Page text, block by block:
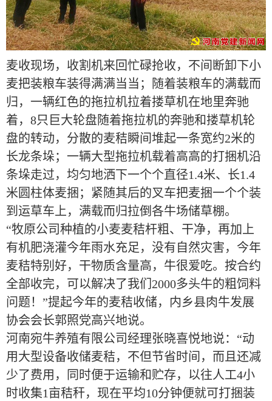
麦收现场，收割机来回忙碌抢收，不间断卸下小
麦把装粮车装得满满当当；随着装粮车的满载而
归，一辆红色的拖拉机拉着搂草机在地里奔驰
着，8只巨大轮盘随着拖拉机的奔驰和搂草机轮
盘的转动，分散的麦秸瞬间堆起一条宽约2米的
长龙条垛；一辆大型拖拉机载着高高的打捆机沿
条垛走过，均匀地洒下一个个直径1.4米、长1.4
米圆柱体麦捆；紧随其后的叉车把麦捆一个个装
到运草车上，满载而归拉倒各牛场储草棚。
“牧原公司种植的小麦麦秸杆粗、干净，再加上
有机肥浇灌今年雨水充足，没有自然灾害，今年
麦秸特别好，干物质含量高，牛很爱吃。按合约
全部收完，可以解决了我们2000多头牛的粗饲料
问题！”提起今年的麦秸收储，内乡县肉牛发展
协会会长郭照党高兴地说。
河南宛牛养殖有限公司经理张晓喜悦地说：“动
用大型设备收储麦秸，不但节省时间，而且还减
少了费用，同时便于运输和贮存，以往人工4小
时收集1亩秸秆，现在平均10分钟便就可打捆装